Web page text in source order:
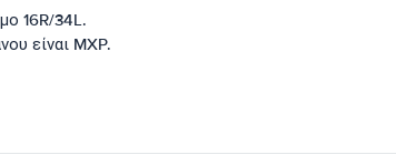
16R/34L.
είναι MXP.